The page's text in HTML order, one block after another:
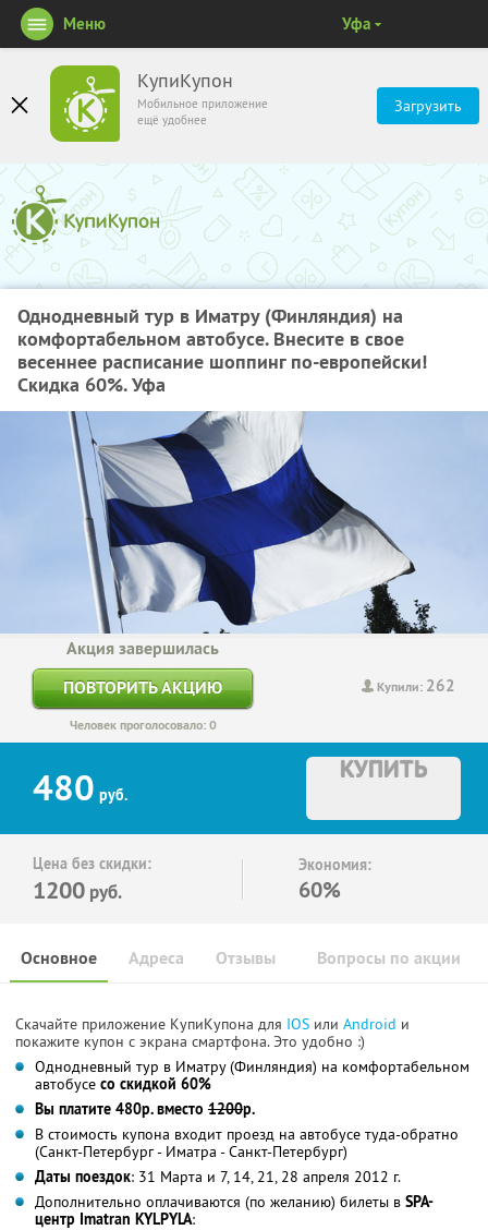
КупиКупон
Мобильное приложение
ещё удобнее
Загрузить
Меню Уфа
Однодневный тур в Иматру (Финляндия) на
комфортабельном автобусе. Внесите в свое
весеннее расписание шоппинг по-европейски!
Скидка 60%. Уфа
Купили: 262
Акция завершилась
ПОВТОРИТЬ АКЦИЮ
Человек проголосовало: 0
480 руб.
КУПИТЬ
Цена без скидки:
1200 руб.
Экономия:
60%
Основное Отзывы Вопросы по акции
Адреса
Скачайте приложение КупиКупона для IOS или Android и
покажите купон с экрана смартфона. Это удобно :)
Однодневный тур в Иматру (Финляндия) на комфортабельном
автобусе со скидкой 60%
Вы платите 480р. вместо 1200р.
В стоимость купона входит проезд на автобусе туда-обратно
(Санкт-Петербург - Иматра - Санкт-Петербург)
Даты поездок: 31 Марта и 7, 14, 21, 28 апреля 2012 г.
Дополнительно оплачиваются (по желанию) билеты в SPA-
центр Imatran KYLPYLA: